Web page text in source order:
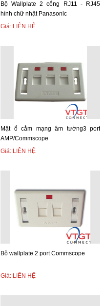
Bộ Wallplate 2 cổng RJ11 - RJ45
hình chữ nhật Panasonic
Giá: LIÊN HỆ
Mặt ổ cắm mạng âm tường3 port
AMP/Commscope
Giá: LIÊN HỆ
Bộ wallplate 2 port Commscope
Giá: LIÊN HỆ